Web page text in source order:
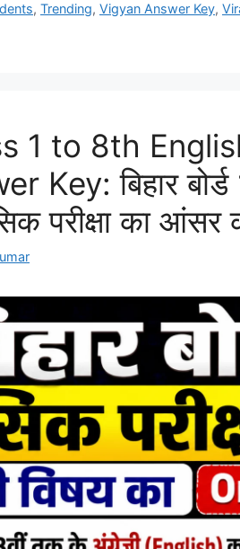
, Trending, Vigyan Answer Key,
1 to 8th
Key: बिहार
परीक्षा का आंसर